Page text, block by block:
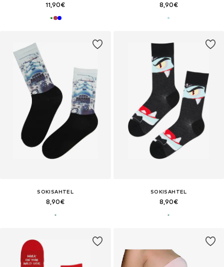
11,90€ 8,90€
SOKISAHTEL
8,90€
SOKISAHTEL
8,90€